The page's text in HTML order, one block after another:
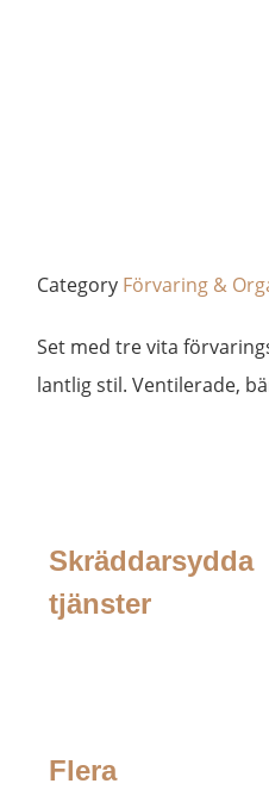
Category Förvaring &
Set med tre vita
lantlig stil. Ventilerade,
Skräddarsydda
tjänster
Flera